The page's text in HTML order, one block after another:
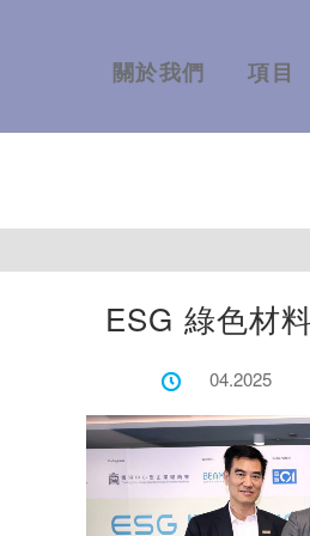
關於我們 項目
ESG 綠色材
04.2025